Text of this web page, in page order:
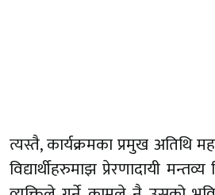
त्यस्तै, कार्यक्रमका प्रमुख अतिथि
विद्यार्थीहरुमाझ प्रेरणादायी